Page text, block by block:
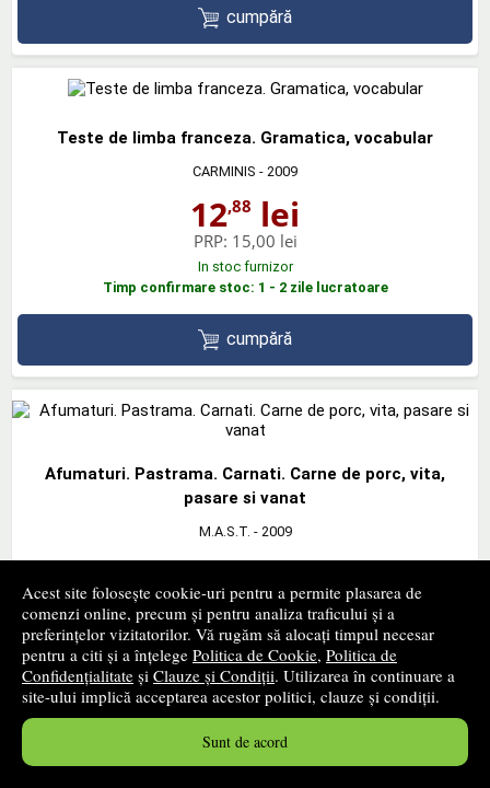
Acest site folosește cookie-uri pentru a permite plasarea de
comenzi online, precum și pentru analiza traficului și a
preferințelor vizitatorilor. Vă rugăm să alocați timpul necesar
pentru a citi și a înțelege Politica de Cookie, Politica de
Confidențialitate și Clauze și Condiții. Utilizarea în continuare a
site-ului implică acceptarea acestor politici, clauze și condiții.
Sunt de acord
cumpără
Teste de limba franceza. Gramatica, vocabular
CARMINIS - 2009
12,88 lei
PRP: 15,00 lei
In stoc furnizor
Timp confirmare stoc: 1 - 2 zile lucratoare
cumpără
Afumaturi. Pastrama. Carnati. Carne de porc, vita,
pasare si vanat
M.A.S.T. - 2009
21,36lei
PRP:26,43 lei
In stoc furnizor
Timp confirmare stoc: 1 - 2 zile lucratoare
cumpără